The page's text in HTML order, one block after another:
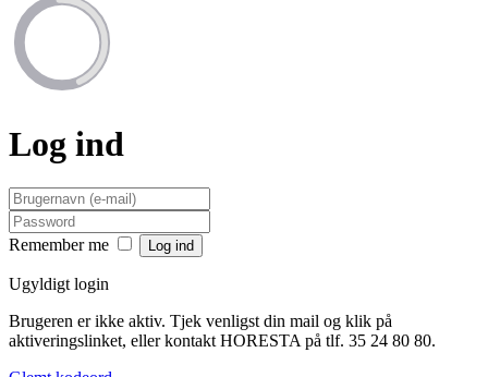
Log ind
Remember me
Ugyldigt login
Brugeren er ikke aktiv. Tjek venligst din mail og klik på
aktiveringslinket, eller kontakt HORESTA på tlf. 35 24 80 80.